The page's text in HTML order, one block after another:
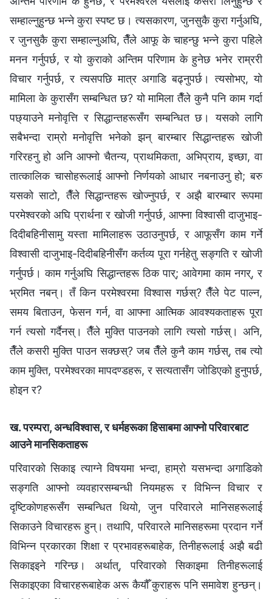
ख. परम्परा, अन्धविश्‍वास, र धर्महरूका हिसाबमा आफ्नो परिवारबाट
आउने मानसिकताहरू
परिवारको सिकाइ त्याग्‍ने विषयमा भन्दा, हाम्रो यसभन्दा अगाडिको
सङ्गति आफ्‍नो व्यवहारसम्‍बन्धी नियमहरू र विभिन्‍न विचार र
दृष्टिकोणहरूसँग सम्‍बन्धित थियो, जुन परिवारले मानिसहरूलाई
सिकाउने विचारहरू हुन्। तथापि, परिवारले मानिसहरूमा प्रदान गर्ने
विभिन्‍न प्रकारका शिक्षा र प्रभावहरूबाहेक, तिनीहरूलाई अझै बढी
सिकाइइने गरिन्छ। अर्थात्, परिवारको सिकाइमा तिनीहरूलाई
सिकाइएका विचारहरूबाहेक अरू कैयौँ कुराहरू पनि समावेश हुन्छन्।